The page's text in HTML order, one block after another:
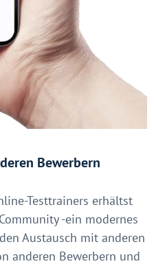
Bewerbern
Testtrainers erhältst
-ein modernes
Austausch mit anderen
anderen Bewerbern und